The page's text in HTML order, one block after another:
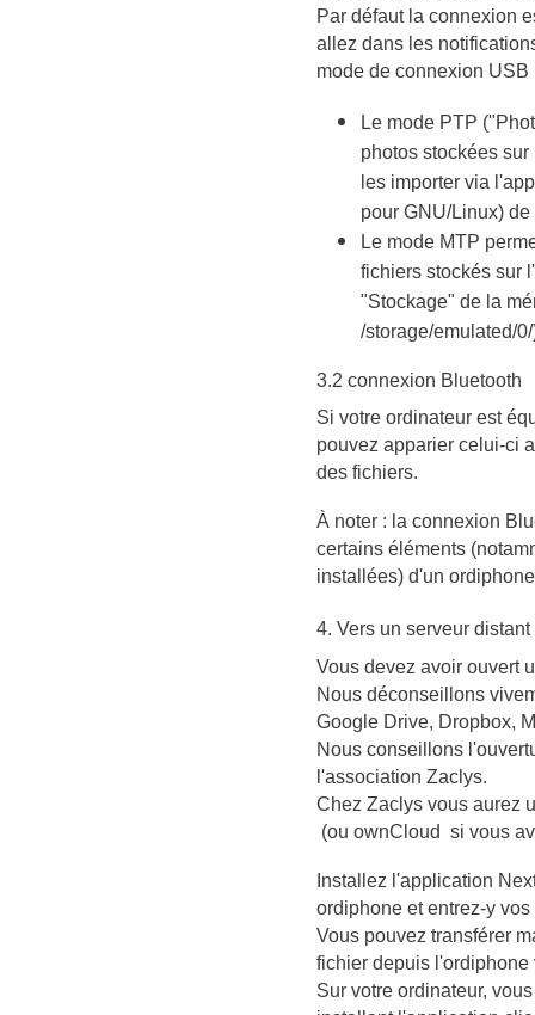
Par défaut la connexion
allez dans les
mode de connexion USB
Le mode PTP
photos stockées
les importer via
pour GNU/Linux)
Le mode MTP
fichiers stockés sur
"Stockage" de la
/storage/emulated/
3.2 connexion Bluetooth
Si votre ordinateur est
pouvez apparier celui-ci
des fichiers.
À noter : la connexion
certains éléments
installées) d'un
4. Vers un serveur
Vous devez avoir ouvert
Nous déconseillons
Google Drive, Dropbox,
Nous conseillons
l'association Zaclys.
Chez Zaclys vous aurez
(ou ownCloud si vous
Installez l'application
ordiphone et entrez-y
Vous pouvez transférer
fichier depuis
Sur votre ordinateur,